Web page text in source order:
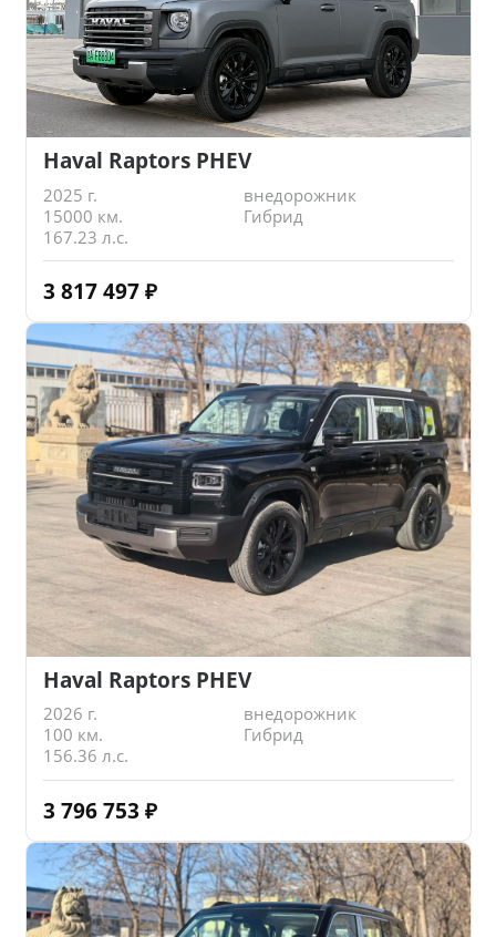
Haval Raptors PHEV
2025 г.
внедорожник
15000 км.
Гибрид
167.23 л.с.
3 817 497 ₽
Haval Raptors PHEV
2026 г.
внедорожник
100 км.
Гибрид
156.36 л.с.
3 796 753 ₽